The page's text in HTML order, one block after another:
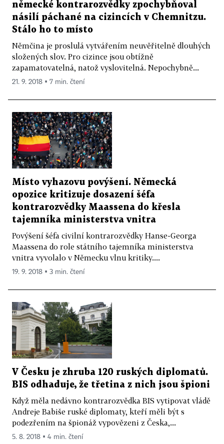
německé kontrarozvědky zpochybňoval
násilí páchané na cizincích v Chemnitzu.
Stálo ho to místo
Němčina je proslulá vytvářením neuvěřitelně dlouhých
složených slov. Pro cizince jsou obtížně
zapamatovatelná, natož vyslovitelná. Nepochybně...
21. 9. 2018 ▪ 7 min. čtení
Místo vyhazovu povýšení. Německá
opozice kritizuje dosazení šéfa
kontrarozvědky Maassena do křesla
tajemníka ministerstva vnitra
Povýšení šéfa civilní kontrarozvědky Hanse-Georga
Maassena do role státního tajemníka ministerstva
vnitra vyvolalo v Německu vlnu kritiky....
19. 9. 2018 ▪ 3 min. čtení
V Česku je zhruba 120 ruských diplomatů.
BIS odhaduje, že třetina z nich jsou špioni
Když měla nedávno kontrarozvědka BIS vytipovat vládě
Andreje Babiše ruské diplomaty, kteří měli být s
podezřením na špionáž vypovězeni z Česka,...
5. 8. 2018 ▪ 4 min. čtení